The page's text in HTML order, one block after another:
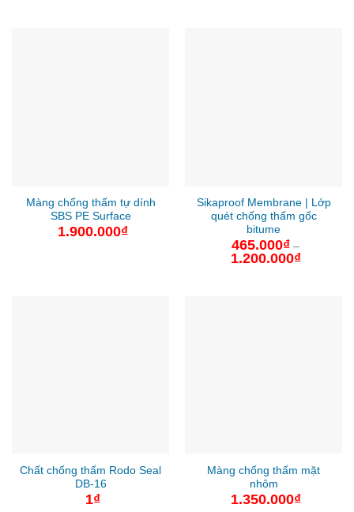
Màng chống thấm tự dính
SBS PE Surface
1.900.000₫
Sikaproof Membrane | Lớp
quét chống thấm gốc
bitume
465.000₫ –
1.200.000₫Khoảng
Chất chống thấm Rodo Seal
DB-16
1₫
Màng chống thấm mặt
nhôm
1.350.000₫